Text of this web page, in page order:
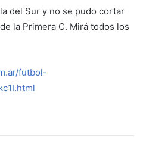
del Sur y no se pudo cortar
la Primera C. Mirá todos los
futbol-